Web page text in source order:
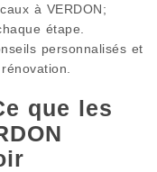
à VERDON;
étape.
personnalisés et
que les